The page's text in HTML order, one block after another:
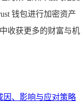
钱包进行加密资产
收获更多的财富与机
因、影响与应对策略